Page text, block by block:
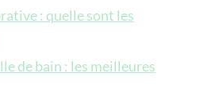
: quelle sont les
de bain : les meilleures